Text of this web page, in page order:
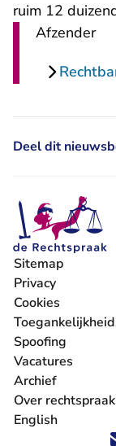
ruim 12
Afzender
Deel dit
Volg ons op X
Volg ons op
Volg ons
Volg
Sitemap
Privacy
Cookies
Toegankelijkheid
Spoofing
Vacatures
- U verlaat
Archief
Over
English